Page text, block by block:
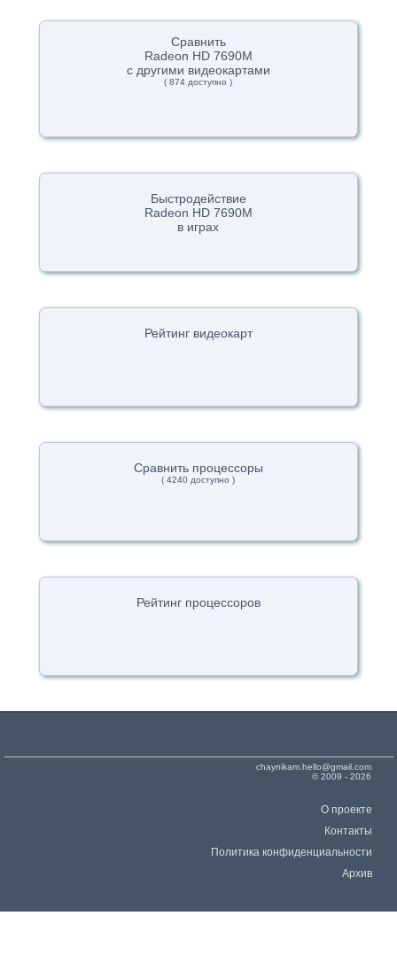
Сравнить
Radeon HD 7690M
с другими видеокартами
( 874 доступно )
Быстродействие
Radeon HD 7690M
в играх
Рейтинг видеокарт
Сравнить процессоры
( 4240 доступно )
Рейтинг процессоров
chaynikam.hello@gmail.com
© 2009 - 2026
О проекте
Контакты
Политика конфиденциальности
Архив